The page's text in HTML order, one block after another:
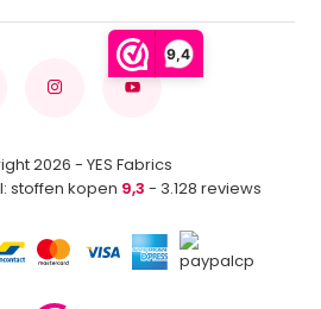
9,4
2026 - YES Fabrics
stoffen kopen 9,3 - 3.128 reviews